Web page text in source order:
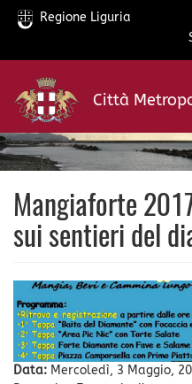
Salta
contenuto
principale
Regione Liguria
Città
Mangiaforte
sui sentieri del
Data: Mercoledì, 3 Maggio,